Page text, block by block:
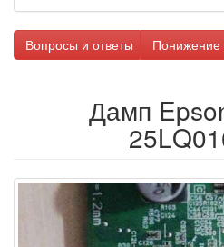
Вопросы и ответы Понижение
Дамп